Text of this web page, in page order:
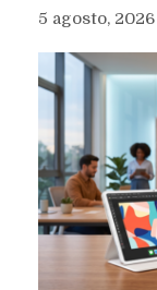
5 agosto, 2026